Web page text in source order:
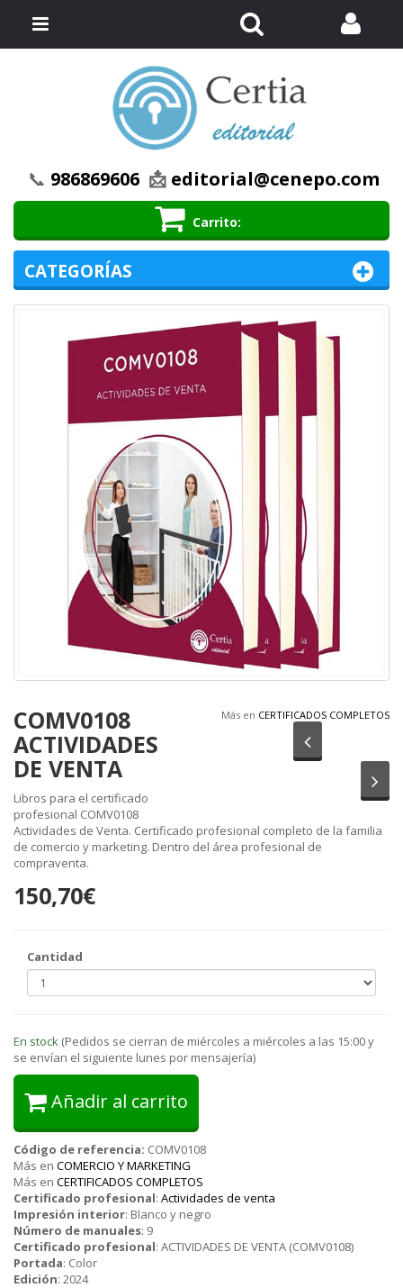
📞 986869606 📩 editorial@cenepo.com
Carrito
Menú
Más en CERTIFICADOS COMPLETOS
Anterior
COMV0108
ACTIVIDADES
DE VENTA
Libros para el certificado
profesional COMV0108
Actividades de Venta. Certificado profesional completo de la familia
de comercio y marketing. Dentro del área profesional de
compraventa.
150,70€
Cantidad
En stock (Pedidos se cierran de miércoles a miércoles a las 15:00 y
se envían el siguiente lunes por mensajería)
Añadir al carrito
Código de referencia: COMV0108
Más en COMERCIO Y MARKETING
Más en CERTIFICADOS COMPLETOS
Certificado profesional: Actividades de venta
Impresión interior: Blanco y negro
Número de manuales: 9
Certificado profesional: ACTIVIDADES DE VENTA (COMV0108)
Portada: Color
Edición: 2024
CATEGORÍAS